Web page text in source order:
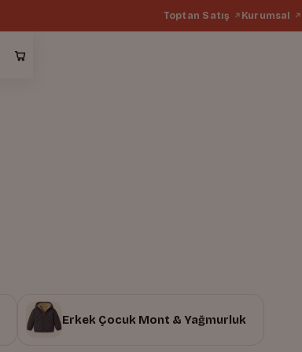
Toptan Satış Kurumsal
Erkek Çocuk Mont & Yağmurluk